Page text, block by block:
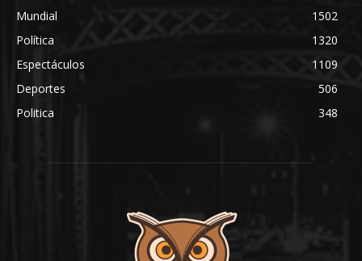
Mundial
1502
Política
1320
Espectáculos
1109
Deportes
506
Politica
348